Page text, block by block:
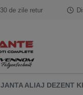
30 de zile retur
JANTA ALIAJ DEZENT